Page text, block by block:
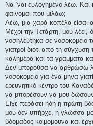
σ
Να ‘ναι ευλογημένο λέω.
φαίνομαι που μιλάω;
Λέω, μια χαρά κοπέλα είσαι
Μέχρι την Τετάρτη, μου
νοσηλεύτηκα σε νοσοκομείο
γιατροί διότι από τη
καλημέρα και τα γράμματα
Δεν μπορούσα να αρθρώσω
νοσοκομείο για ένα μήνα
ερευνητικό κέντρο του
να μπορέσουν να μου
Είχε περάσει ήδη η πρώτη
μου δεν υπήρχε, η γλώσσα
βδομάδος κοιμόμουνα και